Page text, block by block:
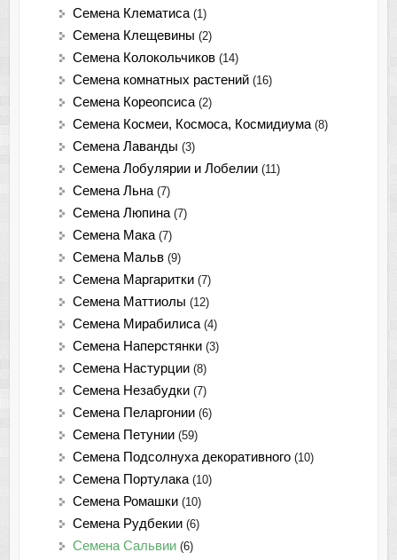
Семена Клематиса (1)
Семена Клещевины (2)
Семена Колокольчиков (14)
Семена комнатных растений (16)
Семена Кореопсиса (2)
Семена Космеи, Космоса, Космидиума (8)
Семена Лаванды (3)
Семена Лобулярии и Лобелии (11)
Семена Льна (7)
Семена Люпина (7)
Семена Мака (7)
Семена Мальв (9)
Семена Маргаритки (7)
Семена Маттиолы (12)
Семена Мирабилиса (4)
Семена Наперстянки (3)
Семена Настурции (8)
Семена Незабудки (7)
Семена Пеларгонии (6)
Семена Петунии (59)
Семена Подсолнуха декоративного (10)
Семена Портулака (10)
Семена Ромашки (10)
Семена Рудбекии (6)
Семена Сальвии (6)